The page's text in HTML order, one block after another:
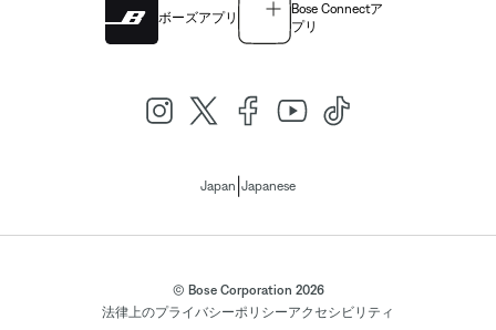
ボーズアプリ
Bose Connectア
プリ
Japan Japanese
© Bose Corporation 2026
法律上のプライバシーポリシーアクセシビリティ